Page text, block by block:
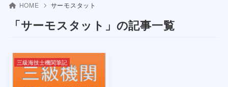
HOME サーモスタット
「サーモスタット」の記事一覧
三級海技士機関筆記